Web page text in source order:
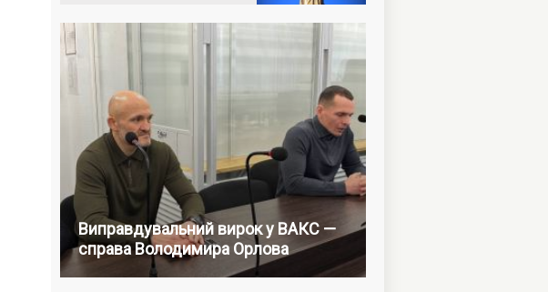
Виправдувальний вирок у ВАКС —
справа Володимира Орлова